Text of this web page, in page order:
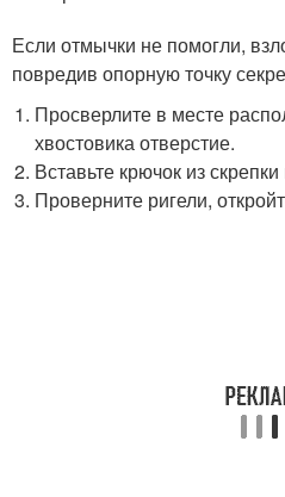
Если отмычки не помогли,
повредив опорную точку
Просверлите в месте
хвостовика отверстие.
Вставьте крючок из
Проверните ригели,